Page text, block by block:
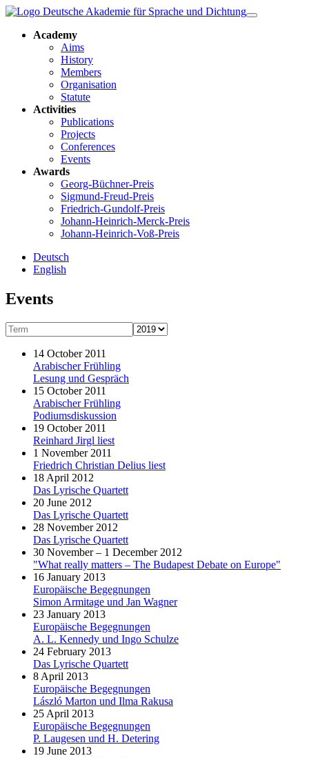
Academy
Aims
History
Members
Organisation
Statute
Activities
Publications
Projects
Conferences
Events
Awards
Georg-Büchner-Preis
Sigmund-Freud-Preis
Friedrich-Gundolf-Preis
Johann-Heinrich-Merck-Preis
Johann-Heinrich-Voß-Preis
Deutsch
English
Events
14 October 2011
Arabischer Frühling
Lesung und Gespräch
15 October 2011
Arabischer Frühling
Podiumsdiskussion
19 October 2011
Reinhard Jirgl liest
1 November 2011
Friedrich Christian Delius liest
18 April 2012
Das Lyrische Quartett
20 June 2012
Das Lyrische Quartett
28 November 2012
Das Lyrische Quartett
30 November – 1 December 2012
"What really matters – The Budapest Debate on Europe"
16 January 2013
Europäische Begegnungen
Simon Armitage und Jan Wagner
23 January 2013
Europäische Begegnungen
A. L. Kennedy und Ingo Schulze
24 February 2013
Das Lyrische Quartett
8 April 2013
Europäische Begegnungen
László Marton und Ilma Rakusa
25 April 2013
Europäische Begegnungen
P. Laugesen und H. Detering
19 June 2013